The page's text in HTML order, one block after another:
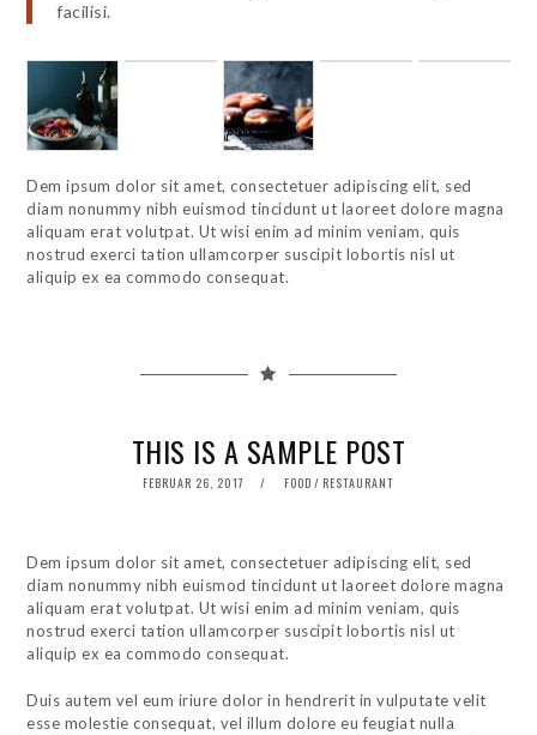
facilisi.
Dem ipsum dolor sit amet, consectetuer adipiscing elit, sed
diam nonummy nibh euismod tincidunt ut laoreet dolore magna
aliquam erat volutpat. Ut wisi enim ad minim veniam, quis
nostrud exerci tation ullamcorper suscipit lobortis nisl ut
aliquip ex ea commodo consequat.
THIS IS A SAMPLE POST
POSTED
FEBRUAR 26, 2017 FOOD / RESTAURANT
Dem ipsum dolor sit amet, consectetuer adipiscing elit, sed
diam nonummy nibh euismod tincidunt ut laoreet dolore magna
aliquam erat volutpat. Ut wisi enim ad minim veniam, quis
nostrud exerci tation ullamcorper suscipit lobortis nisl ut
aliquip ex ea commodo consequat.
Duis autem vel eum iriure dolor in hendrerit in vulputate velit
esse molestie consequat, vel illum dolore eu feugiat nulla